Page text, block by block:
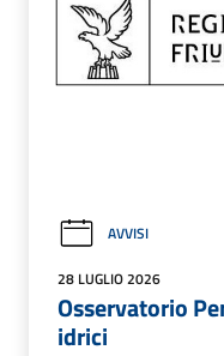
AVVISI
28 LUGLIO 2026
Osservatorio
idrici